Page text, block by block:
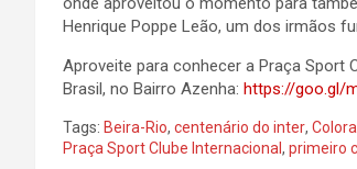
Henrique Poppe Leão, um dos irmãos
Aproveite para conhecer a Praça Sport
Brasil, no Bairro Azenha: https://goo.gl/
Tags: Beira-Rio, centenário do inter,
Praça Sport Clube Internacional , primeiro